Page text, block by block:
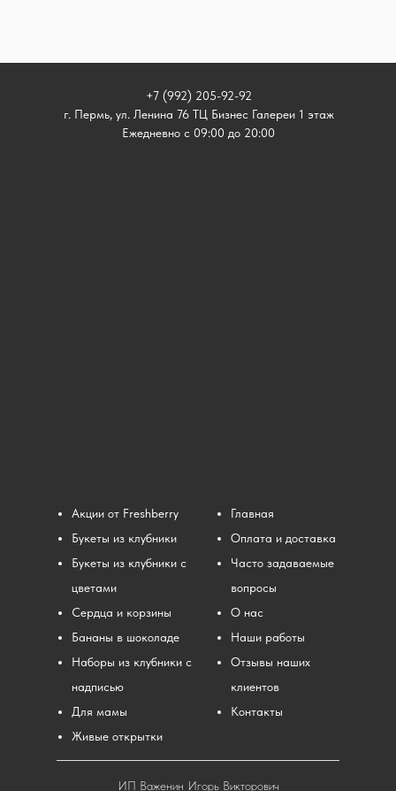
Акции от Freshberry
Букеты из клубники
Букеты из клубники с
цветами
Сердца и корзины
Бананы в шоколаде
Наборы из клубники с
надписью
Для мамы
Живые открытки
Главная
Оплата и доставка
Часто задаваемые
вопросы
О нас
Наши работы
Отзывы наших
клиентов
Контакты
ИП Важенин Игорь Викторович
+7 (992) 205-92-92
г. Пермь, ул. Ленина 76 ТЦ Бизнес Галереи 1 этаж
Ежедневно с 09:00 до 20:00